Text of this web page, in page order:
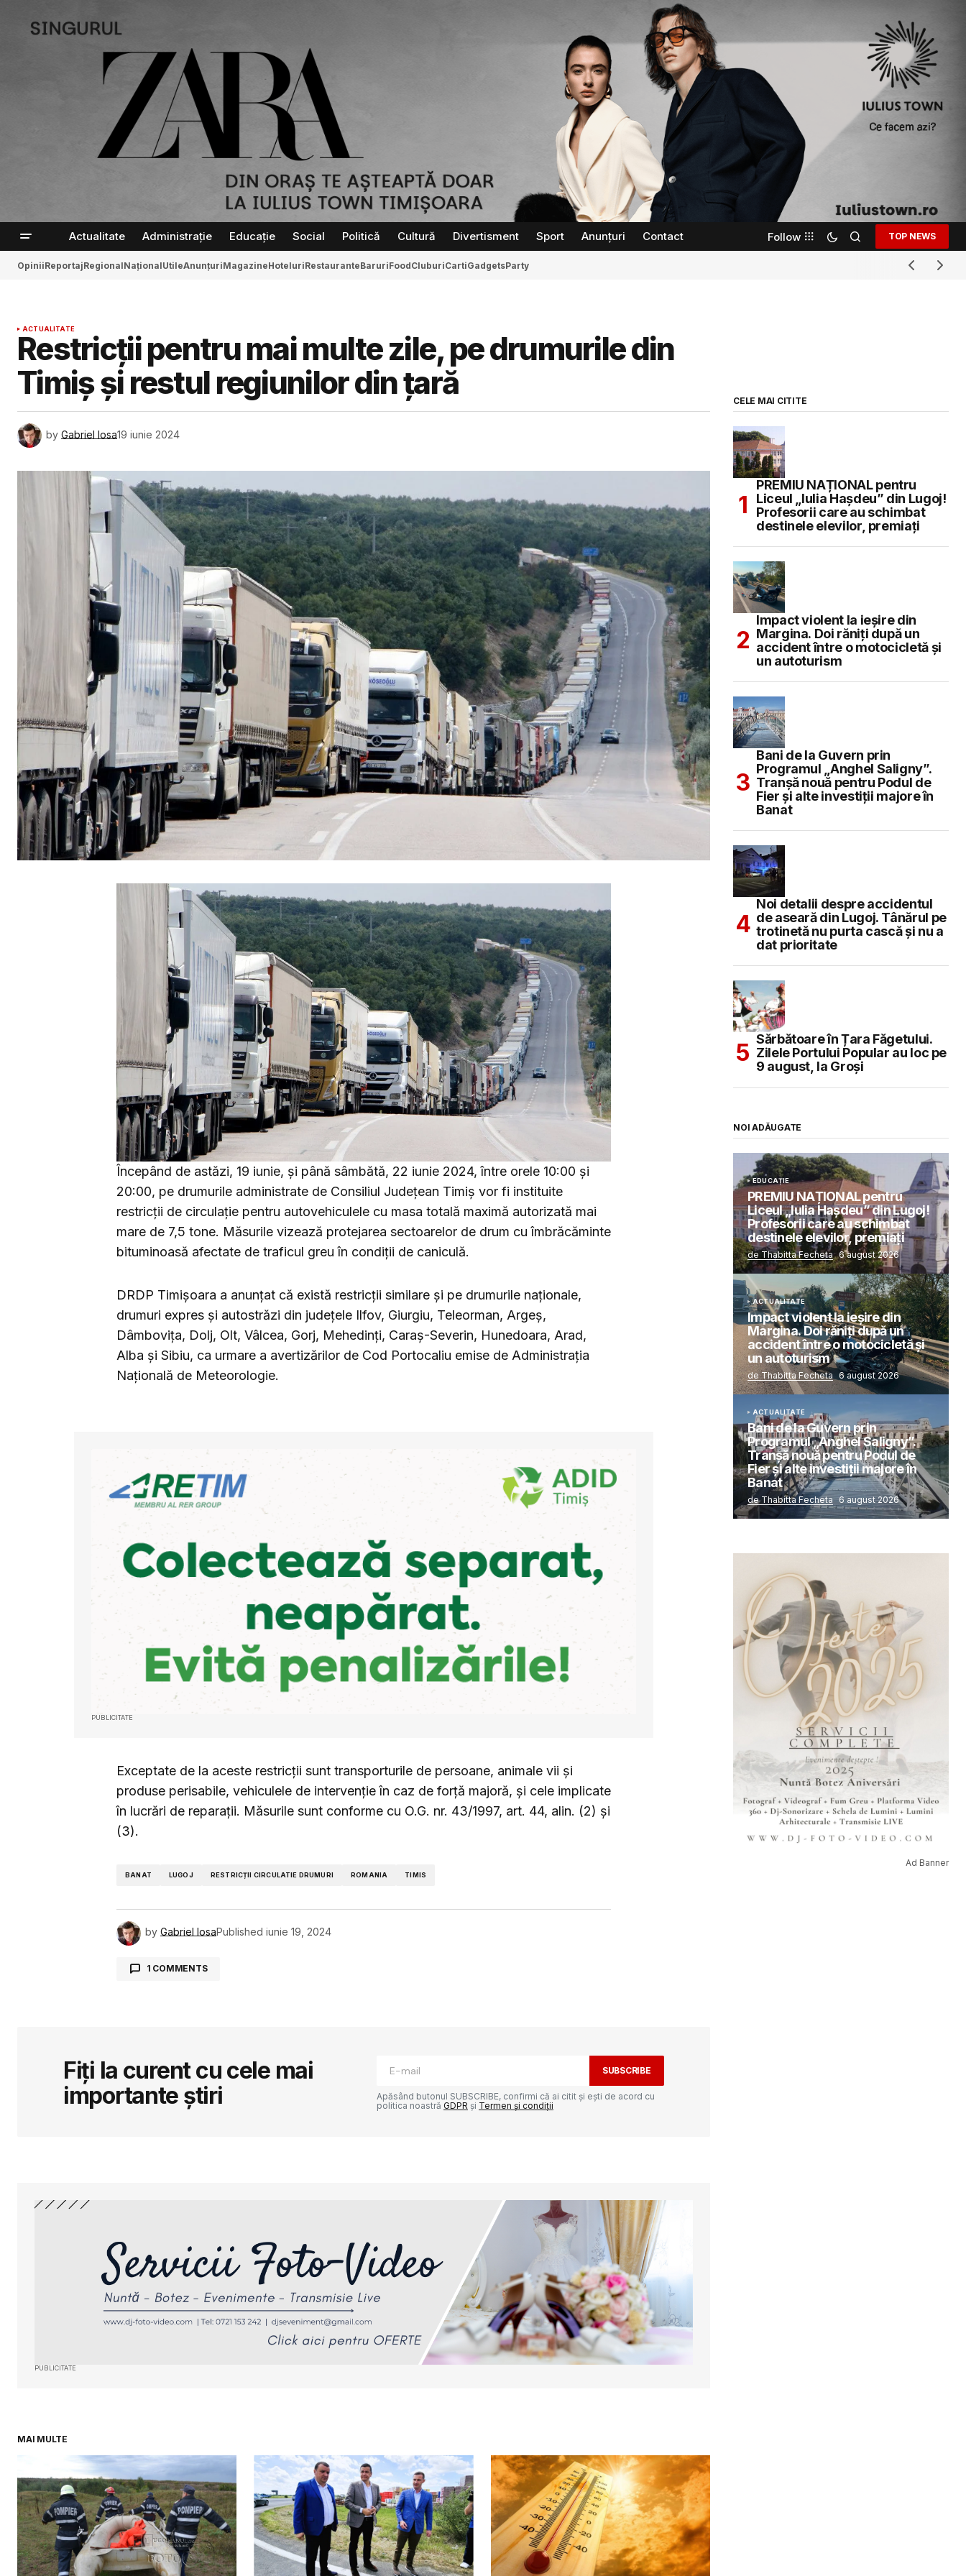
Actualitate Administrație Educație Social Politică Cultură Divertisment Sport Anunțuri Contact Follow TOP NEWS
OpiniiReportajRegionalNaționalUtileAnunțuriMagazineHoteluriRestauranteBaruriFoodCluburiCartiGadgetsParty
ACTUALITATE
Restricții pentru mai multe zile, pe drumurile din
Timiș și restul regiunilor din țară
by Gabriel Iosa19 iunie 2024
Începând de astăzi, 19 iunie, și până sâmbătă, 22 iunie 2024, între orele 10:00 și
20:00, pe drumurile administrate de Consiliul Județean Timiș vor fi instituite
restricții de circulație pentru autovehiculele cu masa totală maximă autorizată mai
mare de 7,5 tone. Măsurile vizează protejarea sectoarelor de drum cu îmbrăcăminte
bituminoasă afectate de traficul greu în condiții de caniculă.
DRDP Timișoara a anunțat că există restricții similare și pe drumurile naționale,
drumuri expres și autostrăzi din județele Ilfov, Giurgiu, Teleorman, Argeș,
Dâmbovița, Dolj, Olt, Vâlcea, Gorj, Mehedinți, Caraș-Severin, Hunedoara, Arad,
Alba și Sibiu, ca urmare a avertizărilor de Cod Portocaliu emise de Administrația
Națională de Meteorologie.
PUBLICITATE
Exceptate de la aceste restricții sunt transporturile de persoane, animale vii și
produse perisabile, vehiculele de intervenție în caz de forță majoră, și cele implicate
în lucrări de reparații. Măsurile sunt conforme cu O.G. nr. 43/1997, art. 44, alin. (2) și
(3).
BANAT LUGOJ RESTRICȚII CIRCULATIE DRUMURI ROMANIA TIMIS
by Gabriel IosaPublished iunie 19, 2024
1 COMMENTS
Your Name * Your E-mail*
Salvează-mi numele, emailul și site-ul
web în acest navigator pentru data
viitoare când o să comentez.
Fiți la curent cu cele mai
importante știri
SUBSCRIBE
Apăsând butonul SUBSCRIBE, confirmi că ai citit și ești de acord cu
politica noastră GDPR și Termen și condiții
PUBLICITATE
MAI MULTE
CELE MAI CITITE
PREMIU NAȚIONAL pentru
Liceul „Iulia Hașdeu” din Lugoj!
Profesorii care au schimbat
destinele elevilor, premiați
Impact violent la ieșire din
Margina. Doi răniți după un
accident între o motocicletă și
un autoturism
Bani de la Guvern prin
Programul „Anghel Saligny”.
Tranșă nouă pentru Podul de
Fier și alte investiții majore în
Banat
Noi detalii despre accidentul
de aseară din Lugoj. Tânărul pe
trotinetă nu purta cască și nu a
dat prioritate
Sărbătoare în Țara Făgetului.
Zilele Portului Popular au loc pe
9 august, la Groși
NOI ADĂUGATE
EDUCAȚIE
PREMIU NAȚIONAL pentru
Liceul „Iulia Hașdeu” din Lugoj!
Profesorii care au schimbat
destinele elevilor, premiați
de Thabitta Fecheta 6 august 2026
ACTUALITATE
Impact violent la ieșire din
Margina. Doi răniți după un
accident între o motocicletă și
un autoturism
de Thabitta Fecheta 6 august 2026
ACTUALITATE
Bani de la Guvern prin
Programul „Anghel Saligny”.
Tranșă nouă pentru Podul de
Fier și alte investiții majore în
Banat
de Thabitta Fecheta 6 august 2026
Ad Banner